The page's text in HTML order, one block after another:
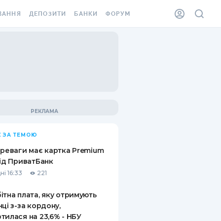
ВІНЬЄТКА
ВІД
ВИПАДКІВ
ДЕПОЗИТИ
ПИТАННЯ ТА ВІДПОВІДІ
ПУТІВНИКИ ПО
БАНКИ ФОРУМ
ЗА ТЕМОЮ
має картка Premium
ПриватБанк
16:33 221
плата, яку отримують
з-за кордону,
на 23,6% - НБУ